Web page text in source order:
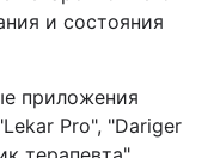
и состояния
приложения
Pro", "Dariger